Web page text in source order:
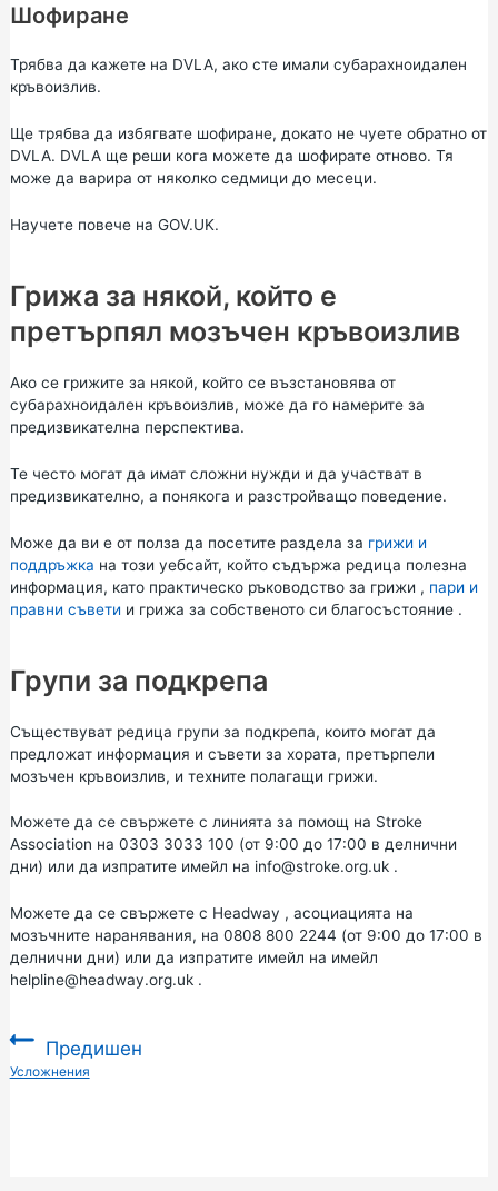
Шофиране
Трябва да кажете на DVLA, ако сте имали субарахноидален
кръвоизлив.
Ще трябва да избягвате шофиране, докато не чуете обратно от
DVLA. DVLA ще реши кога можете да шофирате отново. Тя
може да варира от няколко седмици до месеци.
Научете повече на GOV.UK.
Грижа за някой, който е
претърпял мозъчен кръвоизлив
Ако се грижите за някой, който се възстановява от
субарахноидален кръвоизлив, може да го намерите за
предизвикателна перспектива.
Те често могат да имат сложни нужди и да участват в
предизвикателно, а понякога и разстройващо поведение.
Може да ви е от полза да посетите раздела за грижи и
поддръжка на този уебсайт, който съдържа редица полезна
информация, като практическо ръководство за грижи , пари и
правни съвети и грижа за собственото си благосъстояние.
Групи за подкрепа
Съществуват редица групи за подкрепа, които могат да
предложат информация и съвети за хората, претърпели
мозъчен кръвоизлив, и техните полагащи грижи.
Можете да се свържете с линията за помощ на Stroke
Association на 0303 3033 100 (от 9:00 до 17:00 в делнични
дни) или да изпратите имейл на info@stroke.org.uk.
Можете да се свържете с Headway , асоциацията на
мозъчните наранявания, на 0808 800 2244 (от 9:00 до 17:00 в
делнични дни) или да изпратите имейл на имейл
helpline@headway.org.uk.
Предишен
:Усложнения